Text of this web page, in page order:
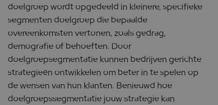
doelgroep wordt opgedeeld in kleinere, specifieke
segmenten doelgroep die bepaalde
overeenkomsten vertonen, zoals gedrag,
demografie of behoeften. Door
doelgroepsegmentatie kunnen bedrijven gerichte
strategieën ontwikkelen om beter in te spelen op
de wensen van hun klanten. Benieuwd hoe
doelgroepssegmentatie jouw strategie kan